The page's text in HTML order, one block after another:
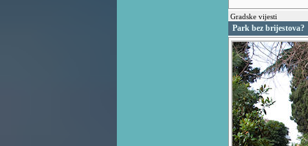
Gradske vijesti
Park bez brijestova?